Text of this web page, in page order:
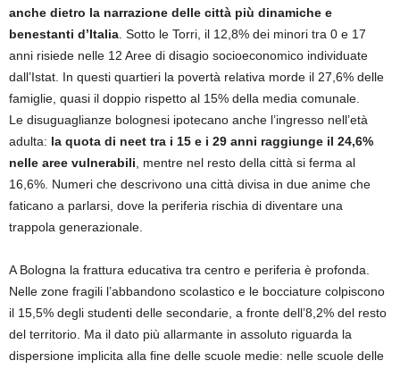
anche dietro la narrazione delle città più dinamiche e
benestanti d’Italia. Sotto le Torri, il 12,8% dei minori tra 0 e 17
anni risiede nelle 12 Aree di disagio socioeconomico individuate
dall’Istat. In questi quartieri la povertà relativa morde il 27,6% delle
famiglie, quasi il doppio rispetto al 15% della media comunale.
Le disuguaglianze bolognesi ipotecano anche l’ingresso nell’età
adulta: la quota di neet tra i 15 e i 29 anni raggiunge il 24,6%
nelle aree vulnerabili, mentre nel resto della città si ferma al
16,6%. Numeri che descrivono una città divisa in due anime che
faticano a parlarsi, dove la periferia rischia di diventare una
trappola generazionale.
A Bologna la frattura educativa tra centro e periferia è profonda.
Nelle zone fragili l’abbandono scolastico e le bocciature colpiscono
il 15,5% degli studenti delle secondarie, a fronte dell’8,2% del resto
del territorio. Ma il dato più allarmante in assoluto riguarda la
dispersione implicita alla fine delle scuole medie: nelle scuole delle